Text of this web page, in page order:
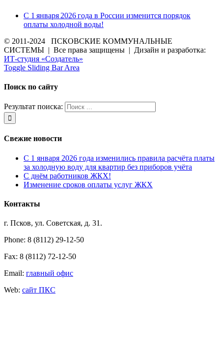
С 1 января 2026 года в России изменится порядок
оплаты холодной воды!
© 2011-2024 ПСКОВСКИЕ КОММУНАЛЬНЫЕ
СИСТЕМЫ | Все права защищены | Дизайн и разработка:
ИТ-студия «Создатель»
Toggle Sliding Bar Area
Поиск по сайту
Результат поиска:
Свежие новости
С 1 января 2026 года изменились правила расчёта платы
за холодную воду для квартир без приборов учёта
С днём работников ЖКХ!
Изменение сроков оплаты услуг ЖКХ
Контакты
г. Псков, ул. Советская, д. 31.
Phone: 8 (8112) 29-12-50
Fax: 8 (8112) 72-12-50
Email: главный офис
Web: сайт ПКС